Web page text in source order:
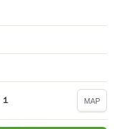
MAP
されます